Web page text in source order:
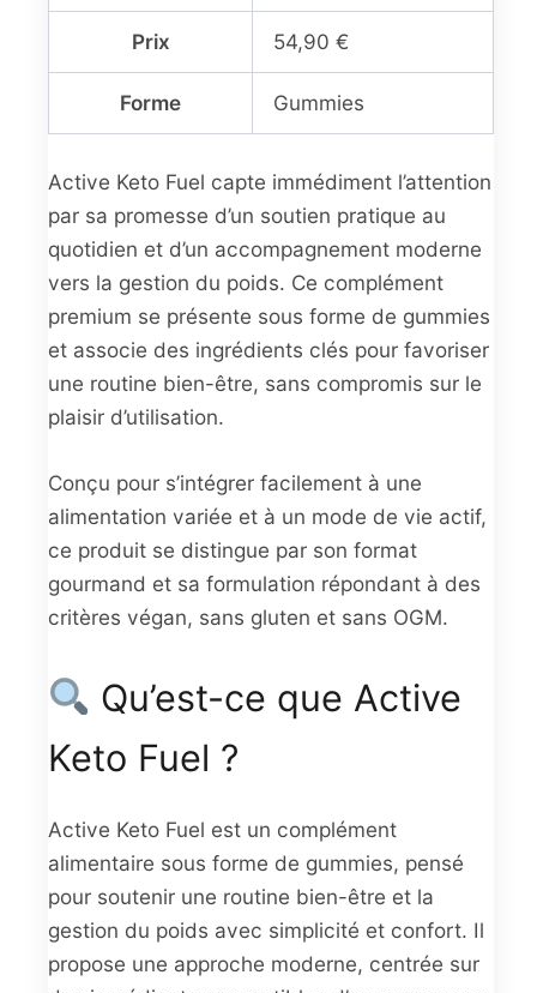
Prix 54,90 €
Forme Gummies
Active Keto Fuel capte immédiment l’attention
par sa promesse d’un soutien pratique au
quotidien et d’un accompagnement moderne
vers la gestion du poids. Ce complément
premium se présente sous forme de gummies
et associe des ingrédients clés pour favoriser
une routine bien-être, sans compromis sur le
plaisir d’utilisation.
Conçu pour s’intégrer facilement à une
alimentation variée et à un mode de vie actif,
ce produit se distingue par son format
gourmand et sa formulation répondant à des
critères végan, sans gluten et sans OGM.
Qu’est-ce que Active
Keto Fuel ?
Active Keto Fuel est un complément
alimentaire sous forme de gummies, pensé
pour soutenir une routine bien-être et la
gestion du poids avec simplicité et confort. Il
propose une approche moderne, centrée sur